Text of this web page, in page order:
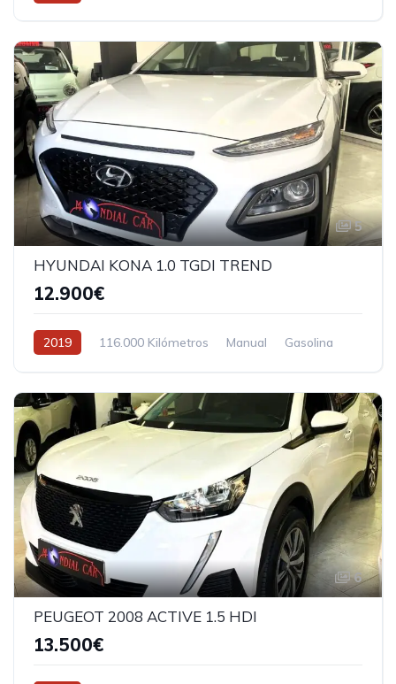
5
HYUNDAI KONA 1.0 TGDI TREND
12.900€
2019 116.000 Kilómetros Manual Gasolina
6
PEUGEOT 2008 ACTIVE 1.5 HDI
13.500€